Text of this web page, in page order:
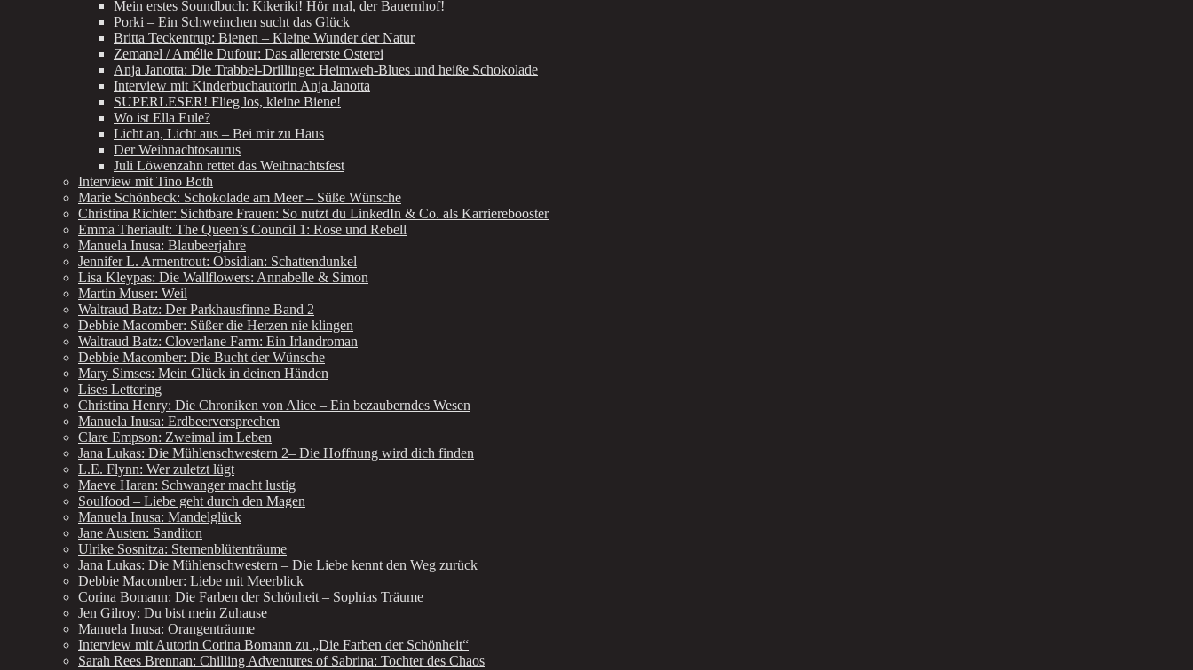
Mein erstes Soundbuch: Kikeriki! Hör mal, der Bauernhof!
Porki – Ein Schweinchen sucht das Glück
Britta Teckentrup: Bienen – Kleine Wunder der Natur
Zemanel / Amélie Dufour: Das allererste Osterei
Anja Janotta: Die Trabbel-Drillinge: Heimweh-Blues und heiße Schokolade
Interview mit Kinderbuchautorin Anja Janotta
SUPERLESER! Flieg los, kleine Biene!
Wo ist Ella Eule?
Licht an, Licht aus – Bei mir zu Haus
Der Weihnachtosaurus
Juli Löwenzahn rettet das Weihnachtsfest
Interview mit Tino Both
Marie Schönbeck: Schokolade am Meer – Süße Wünsche
Christina Richter: Sichtbare Frauen: So nutzt du LinkedIn & Co. als Karrierebooster
Emma Theriault: The Queen’s Council 1: Rose und Rebell
Manuela Inusa: Blaubeerjahre
Jennifer L. Armentrout: Obsidian: Schattendunkel
Lisa Kleypas: Die Wallflowers: Annabelle & Simon
Martin Muser: Weil
Waltraud Batz: Der Parkhausfinne Band 2
Debbie Macomber: Süßer die Herzen nie klingen
Waltraud Batz: Cloverlane Farm: Ein Irlandroman
Debbie Macomber: Die Bucht der Wünsche
Mary Simses: Mein Glück in deinen Händen
Lises Lettering
Christina Henry: Die Chroniken von Alice – Ein bezauberndes Wesen
Manuela Inusa: Erdbeerversprechen
Clare Empson: Zweimal im Leben
Jana Lukas: Die Mühlenschwestern 2– Die Hoffnung wird dich finden
L.E. Flynn: Wer zuletzt lügt
Maeve Haran: Schwanger macht lustig
Soulfood – Liebe geht durch den Magen
Manuela Inusa: Mandelglück
Jane Austen: Sanditon
Ulrike Sosnitza: Sternenblütenträume
Jana Lukas: Die Mühlenschwestern – Die Liebe kennt den Weg zurück
Debbie Macomber: Liebe mit Meerblick
Corina Bomann: Die Farben der Schönheit – Sophias Träume
Jen Gilroy: Du bist mein Zuhause
Manuela Inusa: Orangenträume
Interview mit Autorin Corina Bomann zu „Die Farben der Schönheit“
Sarah Rees Brennan: Chilling Adventures of Sabrina: Tochter des Chaos